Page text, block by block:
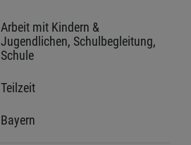
Arbeit mit Kindern &
Jugendlichen, Schulbegleitung,
Schule
Teilzeit
Bayern